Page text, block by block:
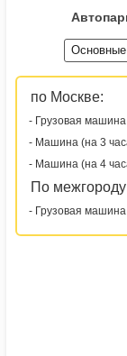
Основные
по Москве:
- Грузовая
- Машина (на 3
- Машина (на 4
По
- Грузовая машина